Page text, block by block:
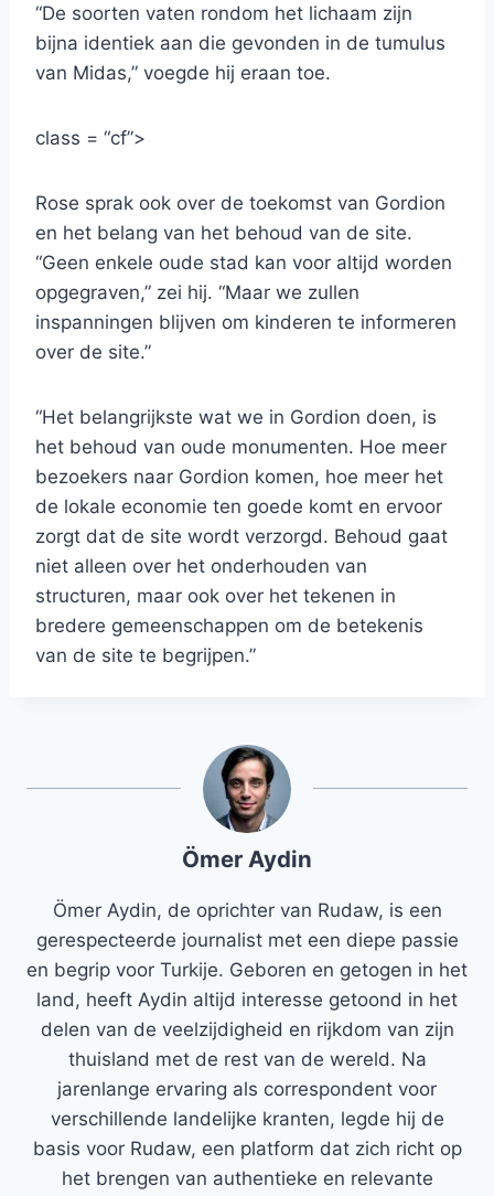
“De soorten vaten rondom het lichaam zijn
bijna identiek aan die gevonden in de tumulus
van Midas,” voegde hij eraan toe.
class = “cf”>
Rose sprak ook over de toekomst van Gordion
en het belang van het behoud van de site.
“Geen enkele oude stad kan voor altijd worden
opgegraven,” zei hij. “Maar we zullen
inspanningen blijven om kinderen te informeren
over de site.”
“Het belangrijkste wat we in Gordion doen, is
het behoud van oude monumenten. Hoe meer
bezoekers naar Gordion komen, hoe meer het
de lokale economie ten goede komt en ervoor
zorgt dat de site wordt verzorgd. Behoud gaat
niet alleen over het onderhouden van
structuren, maar ook over het tekenen in
bredere gemeenschappen om de betekenis
van de site te begrijpen.”
Ömer Aydin
Ömer Aydin, de oprichter van Rudaw, is een
gerespecteerde journalist met een diepe passie
en begrip voor Turkije. Geboren en getogen in het
land, heeft Aydin altijd interesse getoond in het
delen van de veelzijdigheid en rijkdom van zijn
thuisland met de rest van de wereld. Na
jarenlange ervaring als correspondent voor
verschillende landelijke kranten, legde hij de
basis voor Rudaw, een platform dat zich richt op
het brengen van authentieke en relevante